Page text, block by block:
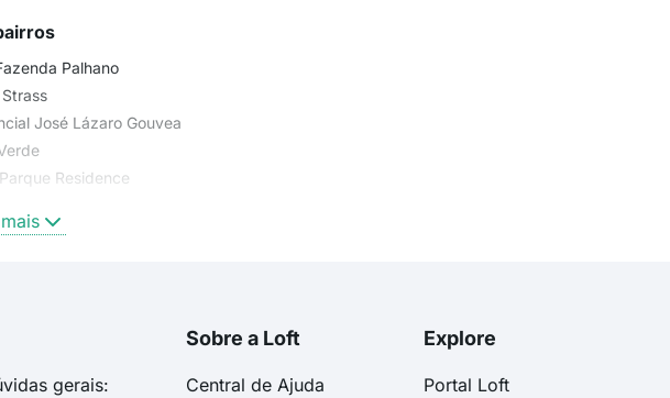
Palhano
José Lázaro Gouvea
Residence
gerais:
Sobre a Loft
Central de Ajuda
Explore
Portal Loft